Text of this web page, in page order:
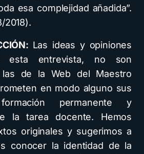
esa complejidad añadida”.
2018).
Las ideas y opiniones
esta entrevista, no son
las de la Web del Maestro
en modo alguno sus
permanente y
la tarea docente. Hemos
originales y sugerimos a
conocer la identidad de la